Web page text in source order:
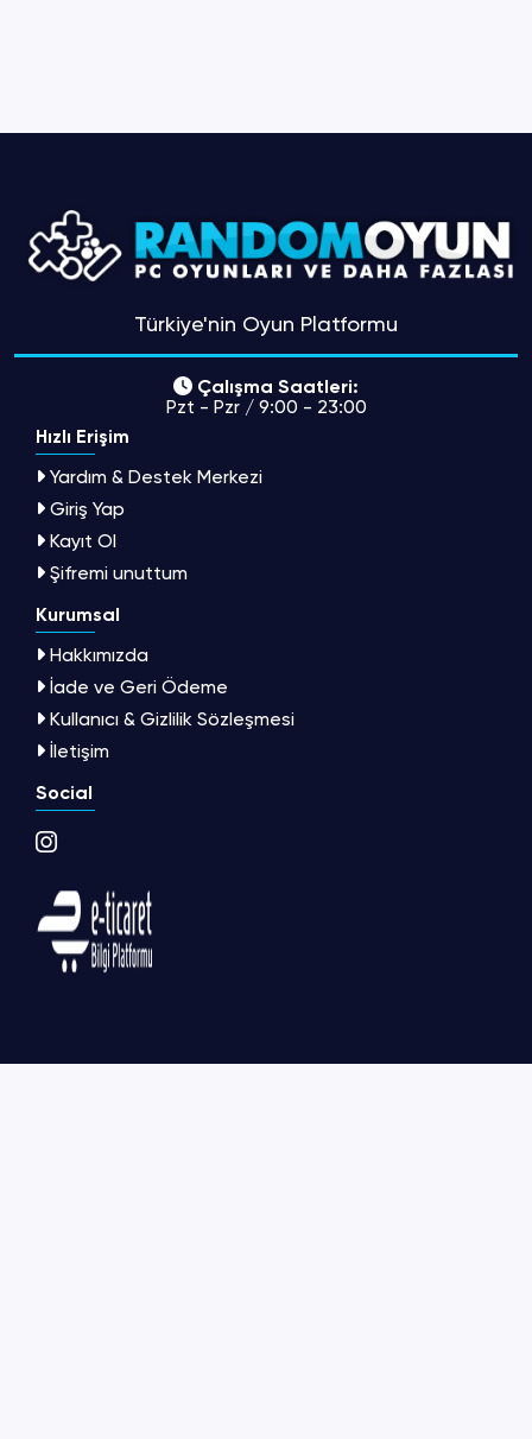
Türkiye'nin Oyun Platformu
Çalışma Saatleri:
Pzt - Pzr / 9:00 - 23:00
Hızlı Erişim
Yardım & Destek Merkezi
Giriş Yap
Kayıt Ol
Şifremi unuttum
Kurumsal
Hakkımızda
İade ve Geri Ödeme
Kullanıcı & Gizlilik Sözleşmesi
İletişim
Social